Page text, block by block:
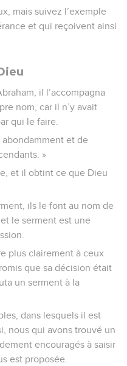
mais suivez l’exemple
et qui reçoivent ainsi
il l’accompagna
nom, car il n’y avait
qui le faire.
abondamment et de
»
et il obtint ce que Dieu
ils le font au nom de
le serment est une
plus clairement à ceux
que sa décision était
un serment à la
dans lesquels il est
nous qui avons trouvé un
encouragés à saisir
est proposée.